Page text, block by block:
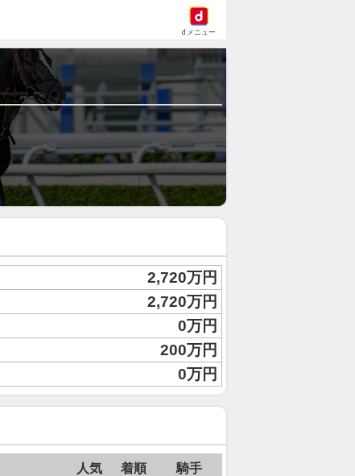
dメニュー
2,720万円
2,720万円
0万円
200万円
0万円
人気 着順 騎手